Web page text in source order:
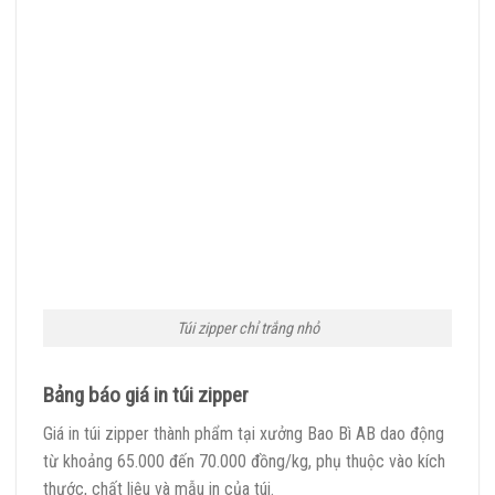
Túi zipper chỉ trắng nhỏ
Bảng báo giá in túi zipper
Giá in túi zipper thành phẩm tại xưởng Bao Bì AB dao động
từ khoảng 65.000 đến 70.000 đồng/kg, phụ thuộc vào kích
thước, chất liệu và mẫu in của túi.